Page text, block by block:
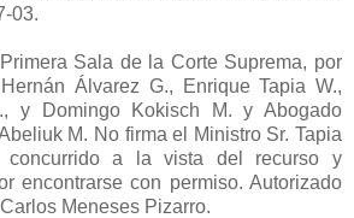
03.
Sala de la Corte Suprema, por
Álvarez G., Enrique Tapia W.,
y Domingo Kokisch M. y Abogado
M. No firma el Ministro Sr. Tapia
concurrido a la vista del recurso y
encontrarse con permiso. Autorizado
Meneses Pizarro.